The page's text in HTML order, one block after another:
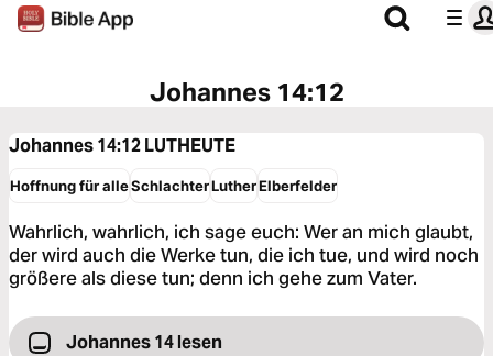
Johannes 14:12
Johannes 14:12LUTHEUTE
Hoffnung für alleSchlachterLutherElberfelder
Wahrlich, wahrlich, ich sage euch: Wer an mich glaubt,
der wird auch die Werke tun, die ich tue, und wird noch
größere als diese tun; denn ich gehe zum Vater.
Johannes 14 lesen